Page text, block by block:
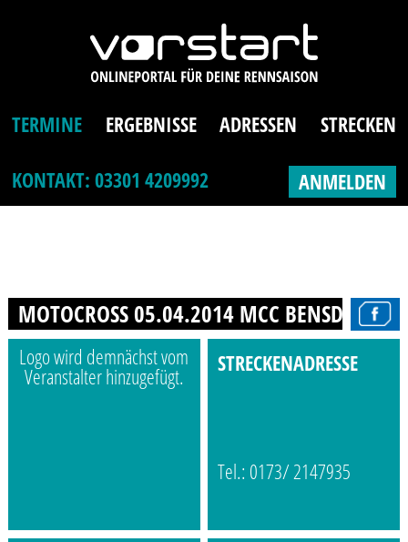
TERMINE ERGEBNISSE ADRESSEN
STRECKEN
KONTAKT: 03301 4209992
ANMELDEN
MOTOCROSS 05.04.2014 MCC BENSDORF
Logo wird demnächst vom
Veranstalter hinzugefügt. STRECKENADRESSE
Tel.: 0173/ 2147935